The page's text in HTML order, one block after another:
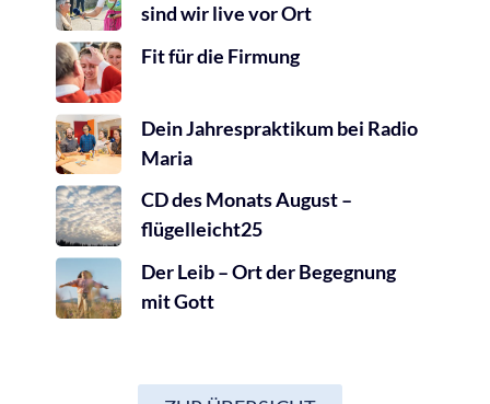
sind wir live vor Ort
Fit für die Firmung
Dein Jahrespraktikum bei Radio
Maria
CD des Monats August –
flügelleicht25
Der Leib – Ort der Begegnung
mit Gott